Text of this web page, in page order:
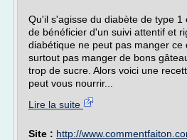
Qu'il s'agisse du diabète de type 1
de bénéficier d'un suivi attentif et
diabétique ne peut pas manger ce
surtout pas manger de bons
trop de sucre. Alors voici une
peut vous nourrir...
Lire la suite
Site : http://